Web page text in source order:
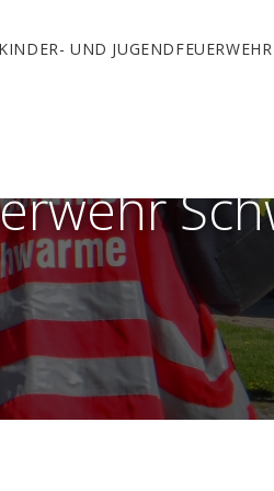
KINDER- UND JUGENDFEUERWEHR